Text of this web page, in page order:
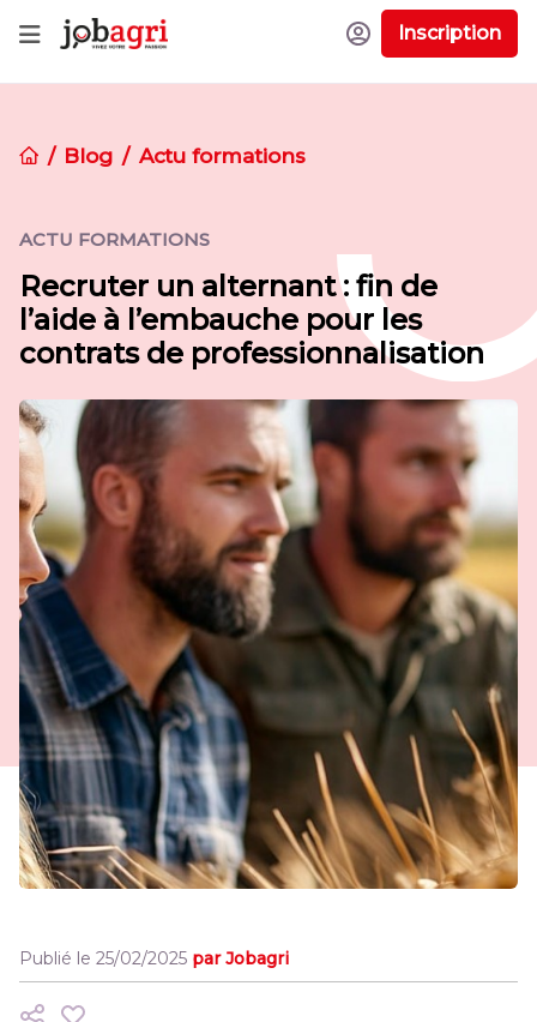
Inscription
Blog Actu formations
ACTU FORMATIONS
Recruter un alternant : fin de
l’aide à l’embauche pour les
contrats de professionnalisation
Publié le 25/02/2025 par Jobagri